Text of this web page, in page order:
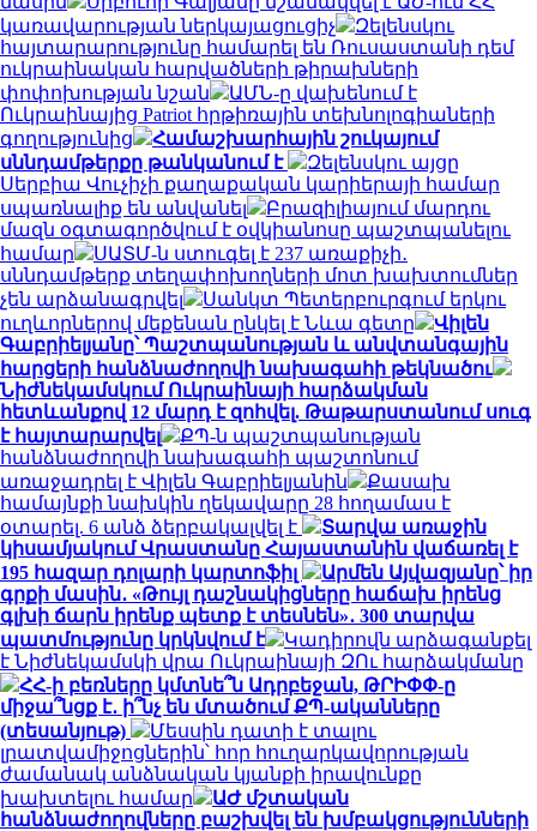
կառավարության ներկայացուցիչ
Զելենսկու
հայտարարությունը համարել են Ռուսաստանի դեմ
ուկրաինական հարվածների թիրախների
փոփոխության նշան
ԱՄՆ-ը վախենում է
Ուկրաինայից Patriot հրթիռային տեխնոլոգիաների
գողությունից
Համաշխարհային շուկայում
սննդամթերքը թանկանում է
Զելենսկու այցը
Սերբիա Վուչիչի քաղաքական կարիերայի համար
սպառնալիք են անվանել
Բրազիլիայում մարդու
մազն օգտագործվում է օվկիանոսը պաշտպանելու
համար
ՍԱՏՄ-ն ստուգել է 237 առաքիչի․
սննդամթերք տեղափոխողների մոտ խախտումներ
չեն արձանագրվել
Սանկտ Պետերբուրգում երկու
ուղևորներով մեքենան ընկել է Նևա գետը
Վիլեն
Գաբրիելյանը՝ Պաշտպանության և անվտանգային
հարցերի հանձնաժողովի նախագահի թեկնածու
Նիժնեկամսկում Ուկրաինայի հարձակման
հետևանքով 12 մարդ է զոհվել. Թաթարստանում սուգ
է հայտարարվել
ՔՊ-ն պաշտպանության
հանձնաժողովի նախագահի պաշտոնում
առաջադրել է Վիլեն Գաբրիելյանին
Քասախ
համայնքի նախկին ղեկավարը 28 հողամաս է
օտարել. 6 անձ ձերբակալվել է
Տարվա առաջին
կիսամյակում Վրաստանը Հայաստանին վաճառել է
195 հազար դոլարի կարտոֆիլ
Արմեն Այվազյանը՝ իր
գրքի մասին․ «Թույլ դաշնակիցները հաճախ իրենց
գլխի ճարն իրենք պետք է տեսնեն»․ 300 տարվա
պատմությունը կրկնվում է
Կադիրովն արձագանքել
է Նիժնեկամսկի վրա Ուկրաինայի ԶՈւ հարձակմանը
ՀՀ-ի բեռները կմտնե՞ն Ադրբեջան, ԹՐԻՓՓ-ը
միջա՞նցք է․ ի՞նչ են մտածում ՔՊ-ականները
(տեսանյութ)
Մեսսին դատի է տալու
լրատվամիջոցներին՝ հոր հուղարկավորության
ժամանակ անձնական կյանքի իրավունքը
խախտելու համար
ԱԺ մշտական
հանձնաժողովները բաշխվել են խմբակցությունների